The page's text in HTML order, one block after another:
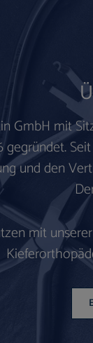
GmbH mit
gegründet.
und den
mit